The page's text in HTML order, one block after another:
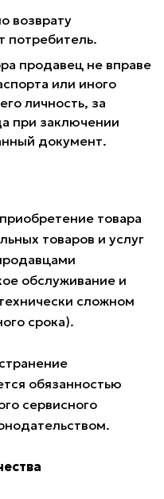
возврату
потребитель.
продавец не вправе
или иного
личность, за
при заключении
документ.
товара
товаров и услуг
обслуживание и
сложном
срока).
обязанностью
сервисного